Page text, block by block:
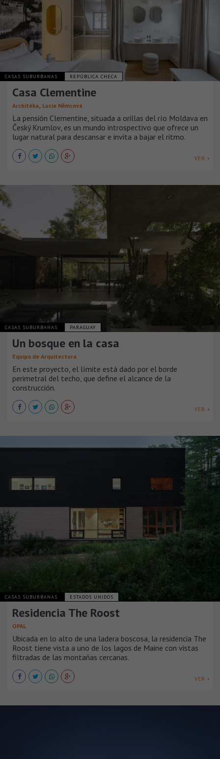
CASAS SUBURBANAS REPÚBLICA CHECA
Casa Clementine
Architéka, Lucie Němcová
La pensión Clementine, situada a orillas del río Moldava en
Český Krumlov, es un mundo introspectivo que ofrece un
lugar natural para descansar e invita a bajar el ritmo.
VER +
CASAS SUBURBANAS PARAGUAY
Un bosque en la casa
Equipo de Arquitectura
En este proyecto, el límite está dado por el borde
perimetral del techo, que define el alcance de la
construcción.
VER +
CASAS SUBURBANAS ESTADOS UNIDOS
Residencia The Roost
OPAL
Ubicada en lo alto de una ladera boscosa, la residencia The
Roost tiene vista a uno de los lagos de Maine con vistas
filtradas de las montañas cercanas.
VER +